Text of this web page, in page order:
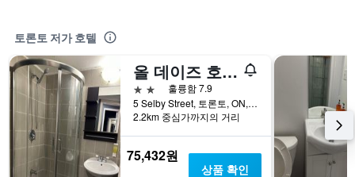
토론토 저가 호텔
올 데이즈 호스텔
2성급
훌륭함 7.9
5 Selby Street, 토론토, ON, 캐나다
2.2km 중심가까지의 거리
75,432원
상품 확인